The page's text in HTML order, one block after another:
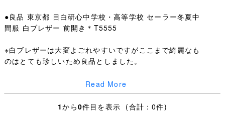
●良品 東京都 目白研心中学校・高等学校 セーラー冬夏中
間服 白ブレザー 前開き＊T5555
※白ブレザーは大変よごれやすいですがここまで綺麗なも
のはとても珍しいため良品としました。
セーラー冬服上 夏服上 中間服上 白ブレザー セーター2種
冬スカート 夏スカートの指定品セットです。
Read More
1から0件目を表示 (合計：0件)